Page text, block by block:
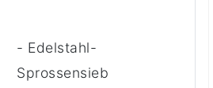
- Edelstahl-
Sprossensieb